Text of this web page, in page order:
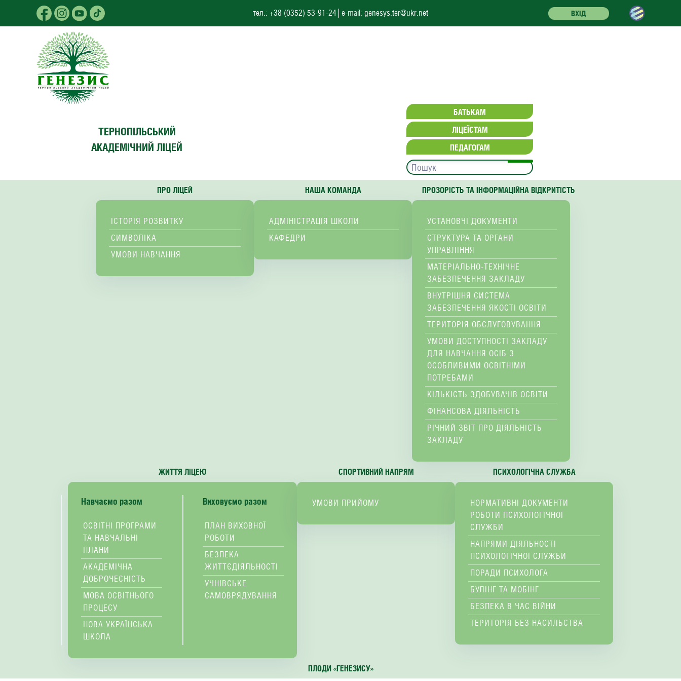
Skip to main content
тел.: +38 (0352) 53-91-24 e-mail: genesys.ter@ukr.net ВХІД
ТЕРНОПІЛЬСЬКИЙ
АКАДЕМІЧНИЙ ЛІЦЕЙ
БАТЬКАМ
ЛІЦЕЇСТАМ
ПЕДАГОГАМ
ПРО ЛІЦЕЙ
ІСТОРІЯ РОЗВИТКУ
СИМВОЛІКА
УМОВИ НАВЧАННЯ
НАША КОМАНДА
АДМІНІСТРАЦІЯ ШКОЛИ
КАФЕДРИ
ПРОЗОРІСТЬ ТА ІНФОРМАЦІЙНА ВІДКРИТІСТЬ
УСТАНОВЧІ ДОКУМЕНТИ
СТРУКТУРА ТА ОРГАНИ
УПРАВЛІННЯ
МАТЕРІАЛЬНО-ТЕХНІЧНЕ
ЗАБЕЗПЕЧЕННЯ ЗАКЛАДУ
ВНУТРІШНЯ СИСТЕМА
ЗАБЕЗПЕЧЕННЯ ЯКОСТІ ОСВІТИ
ТЕРИТОРІЯ ОБСЛУГОВУВАННЯ
УМОВИ ДОСТУПНОСТІ ЗАКЛАДУ
ДЛЯ НАВЧАННЯ ОСІБ З
ОСОБЛИВИМИ ОСВІТНІМИ
ПОТРЕБАМИ
КІЛЬКІСТЬ ЗДОБУВАЧІВ ОСВІТИ
ФІНАНСОВА ДІЯЛЬНІСТЬ
РІЧНИЙ ЗВІТ ПРО ДІЯЛЬНІСТЬ
ЗАКЛАДУ
ЖИТТЯ ЛІЦЕЮ
Навчаємо разом
ОСВІТНІ ПРОГРАМИ
ТА НАВЧАЛЬНІ
ПЛАНИ
АКАДЕМІЧНА
ДОБРОЧЕСНІСТЬ
МОВА ОСВІТНЬОГО
ПРОЦЕСУ
НОВА УКРАЇНСЬКА
ШКОЛА
Виховуємо разом
ПЛАН ВИХОВНОЇ
РОБОТИ
БЕЗПЕКА
ЖИТТЄДІЯЛЬНОСТІ
УЧНІВСЬКЕ
САМОВРЯДУВАННЯ
СПОРТИВНИЙ НАПРЯМ
УМОВИ ПРИЙОМУ
ПСИХОЛОГІЧНА СЛУЖБА
НОРМАТИВНІ ДОКУМЕНТИ
РОБОТИ ПСИХОЛОГІЧНОЇ
СЛУЖБИ
НАПРЯМИ ДІЯЛЬНОСТІ
ПСИХОЛОГІЧНОЇ СЛУЖБИ
ПОРАДИ ПСИХОЛОГА
БУЛІНГ ТА МОБІНГ
БЕЗПЕКА В ЧАС ВІЙНИ
ТЕРИТОРІЯ БЕЗ НАСИЛЬСТВА
ПЛОДИ «ГЕНЕЗИСУ»